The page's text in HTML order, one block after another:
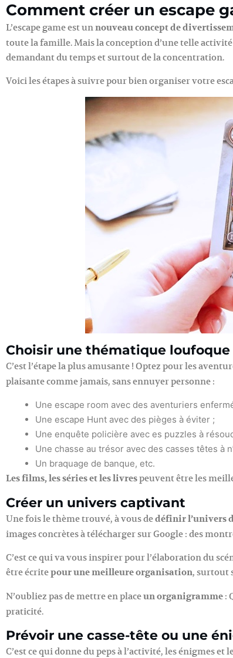
Comment créer un escape
L’escape game est unnouveau concept de
toute la famille. Mais la conception d’une telle
demandant du temps et surtout de la concentration.
Voici les étapes à suivre pour bien organiser votre
Choisir une thématique loufoque
C’est l’étape la plus amusante ! Optez pour les
plaisante comme jamais, sans ennuyer personne :
Une escape room avec des aventuriers
Une escape Hunt avec des pièges à éviter ;
Une enquête policière avec es puzzles à
Une chasse au trésor avec des casses têtes à
Un braquage de banque, etc.
Les films, les séries et les livrespeuvent être les
Créer un univers captivant
Une fois le thème trouvé, à vous dedéfinir l’univers
images concrètes à télécharger sur Google : des
C’est ce qui va vous inspirer pour l’élaboration du
être écritepour une meilleure organisation, surtout
N’oubliez pas de mettre en placeun organigramme :
praticité.
Prévoir une casse-tête ou une
C’est ce qui donne du peps à l’activité, les énigmes et